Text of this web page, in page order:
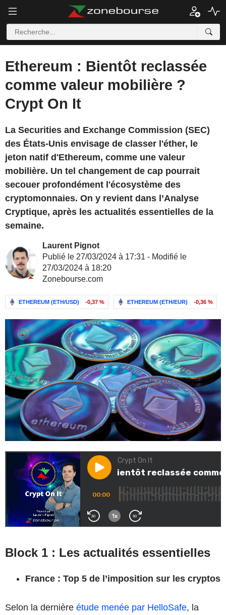
Ethereum : Bientôt reclassée
comme valeur mobilière ?
Crypt On It
La Securities and Exchange Commission (SEC)
des États-Unis envisage de classer l'éther, le
jeton natif d'Ethereum, comme une valeur
mobilière. Un tel changement de cap pourrait
secouer profondément l'écosystème des
cryptomonnaies. On y revient dans l’Analyse
Cryptique, après les actualités essentielles de la
semaine.
Laurent Pignot
Publié le 27/03/2024 à 17:31 - Modifié le
27/03/2024 à 18:20
Zonebourse.com
ETHEREUM (ETH/USD) -0,37 % ETHEREUM (ETH/EUR) -0,36 %
Block 1 : Les actualités essentielles
France : Top 5 de l’imposition sur les cryptos
Selon la dernière étude menée par HelloSafe, la